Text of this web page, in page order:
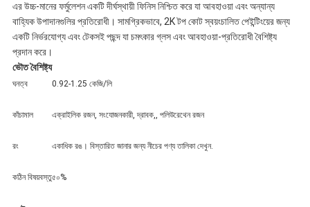
এর উচ্চ-মানের ফর্মুলেশন একটি দীর্ঘস্থায়ী ফিনিস নিশ্চিত করে যা আবহাওয়া এবং অন্যান্য
বাহ্যিক উপাদানগুলির প্রতিরোধী। সামগ্রিকভাবে, 2K টপ কোট স্বয়ংচালিত পেইন্টিংয়ের জন্য
একটি নির্ভরযোগ্য এবং টেকসই পছন্দ যা চমৎকার গ্লস এবং আবহাওয়া-প্রতিরোধী বৈশিষ্ট্য
প্রদান করে।
ভৌত বৈশিষ্ট্য
ঘনত্ব 0.92-1.25 কেজি/লি
কাঁচামাল এক্রাইলিক রজন, সংযোজনকারী, দ্রাবক,, পলিউরেথেন রজন
রং একাধিক রঙ। বিস্তারিত জানার জন্য নীচের পণ্য তালিকা দেখুন.
কঠিন বিষয়বস্তু৫০%